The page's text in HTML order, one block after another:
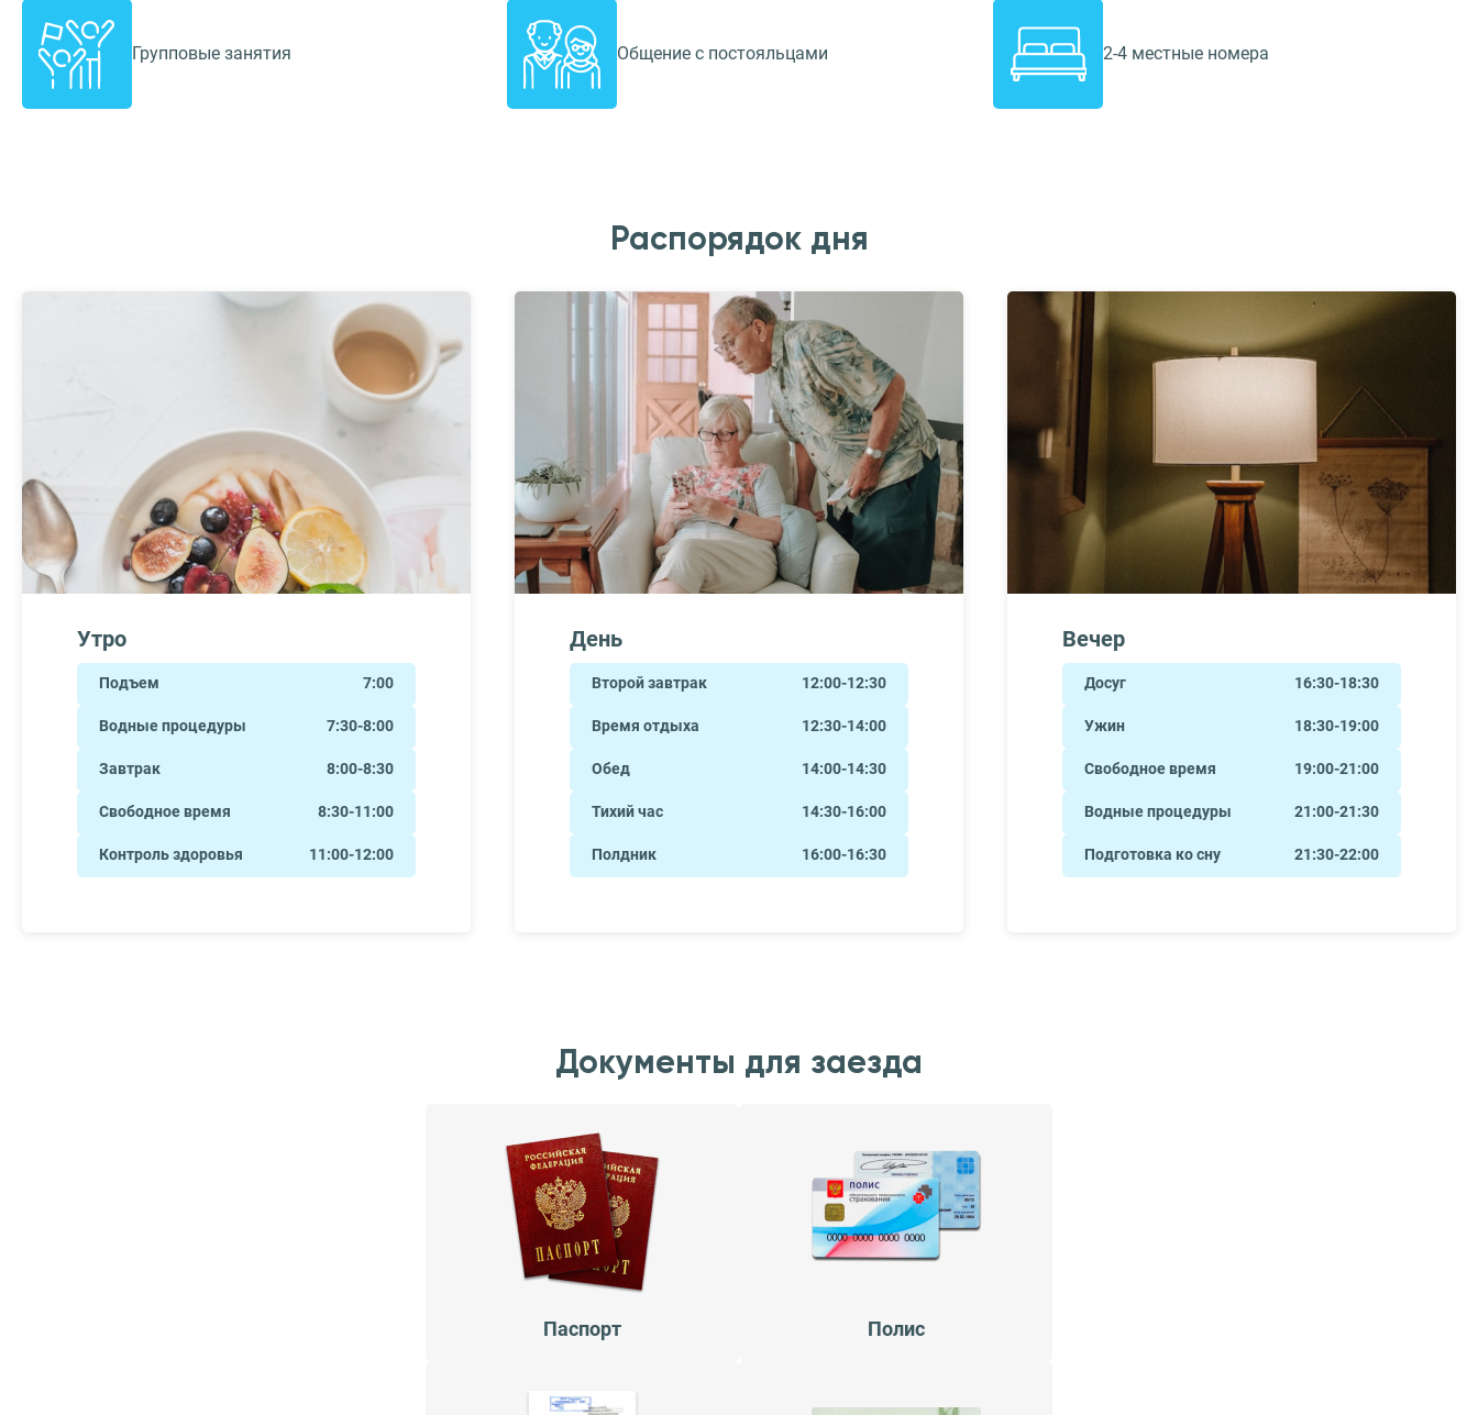
Групповые занятия Общение с постояльцами 2-4 местные номера
Распорядок дня
Утро
Подъем 7:00
Водные процедуры 7:30-8:00
Завтрак 8:00-8:30
Свободное время 8:30-11:00
Контроль здоровья 11:00-12:00
День
Второй завтрак 12:00-12:30
Время отдыха 12:30-14:00
Обед 14:00-14:30
Тихий час 14:30-16:00
Полдник 16:00-16:30
Вечер
Досуг 16:30-18:30
Ужин 18:30-19:00
Свободное время 19:00-21:00
Водные процедуры 21:00-21:30
Подготовка ко сну 21:30-22:00
Документы для заезда
Паспорт Полис